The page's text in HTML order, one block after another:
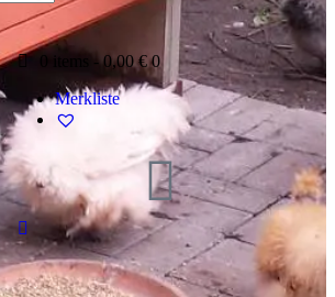
0 items - 0,00 € 0
Merkliste